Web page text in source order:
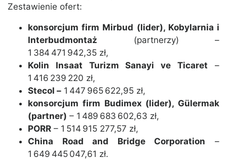
Zestawienie ofert:
konsorcjum firm Mirbud (lider), Kobylarnia i
Interbudmontaż (partnerzy) –
1 384 471 942,35 zł,
Kolin Insaat Turizm Sanayi ve Ticaret –
1 416 239 220 zł,
Stecol – 1 447 965 622,95 zł,
konsorcjum firm Budimex (lider), Gülermak
(partner) – 1 489 683 602,63 zł,
PORR – 1 514 915 277,57 zł,
China Road and Bridge Corporation –
1 649 445 047,61 zł.